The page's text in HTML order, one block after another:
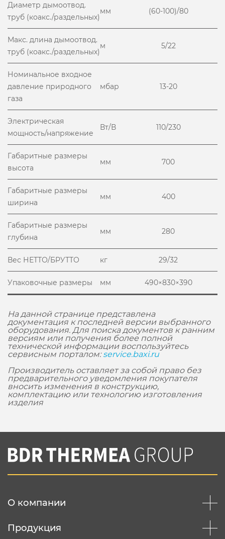
Диаметр дымоотвод.
труб (коакс./раздельных)
мм (60-100)/80
Макс. длина дымоотвод.
труб (коакс./раздельных)
м 5/22
Номинальное входное
давление природного
газа
мбар 13-20
Электрическая
мощность/напряжение
Вт/В 110/230
Габаритные размеры
высота
мм 700
Габаритные размеры
ширина
мм 400
Габаритные размеры
глубина
мм 280
Вес НЕТТО/БРУТТО кг 29/32
Упаковочные размеры мм 490×830×390
На данной странице представлена
документация к последней версии выбранного
оборудования. Для поиска документов к ранним
версиям или получения более полной
технической информации воспользуйтесь
сервисным порталом:service.baxi.ru
Производитель оставляет за собой право без
предварительного уведомления покупателя
вносить изменения в конструкцию,
комплектацию или технологию изготовления
изделия
О компании
Продукция